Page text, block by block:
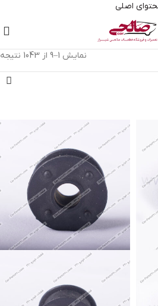
اصلی
نمایش 1–9 از 1043 نتیجه